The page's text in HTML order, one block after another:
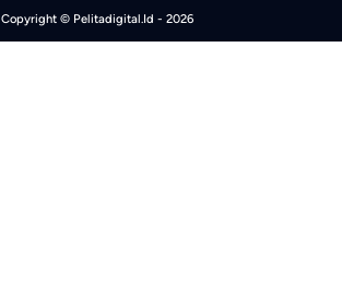
Copyright © Pelitadigital.Id - 2026